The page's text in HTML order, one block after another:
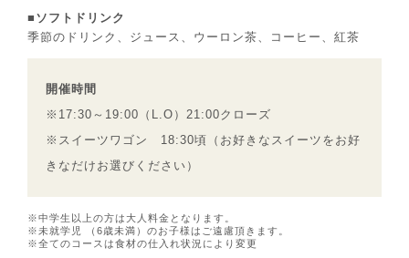
■ソフトドリンク
季節のドリンク、ジュース、ウーロン茶、コーヒー、紅茶
開催時間
※17:30～19:00（L.O）21:00クローズ
※スイーツワゴン 18:30頃（お好きなスイーツをお好
きなだけお選びください）
※中学生以上の方は大人料金となります。
※未就学児 （6歳未満）のお子様はご遠慮頂きます。
※全てのコースは食材の仕入れ状況により変更